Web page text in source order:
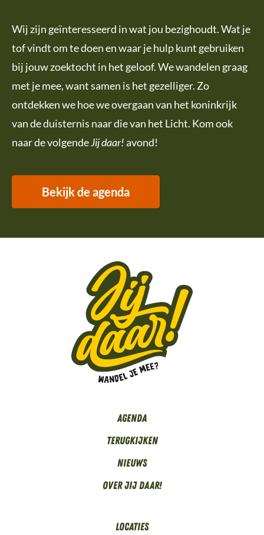
Wij zijn geïnteresseerd in wat jou bezighoudt. Wat je
tof vindt om te doen en waar je hulp kunt gebruiken
bij jouw zoektocht in het geloof. We wandelen graag
met je mee, want samen is het gezelliger. Zo
ontdekken we hoe we overgaan van het koninkrijk
van de duisternis naar die van het Licht. Kom ook
naar de volgendeJij daar!avond!
Bekijk de agenda
Agenda
Terugkijken
Nieuws
Over Jij daar!
Locaties